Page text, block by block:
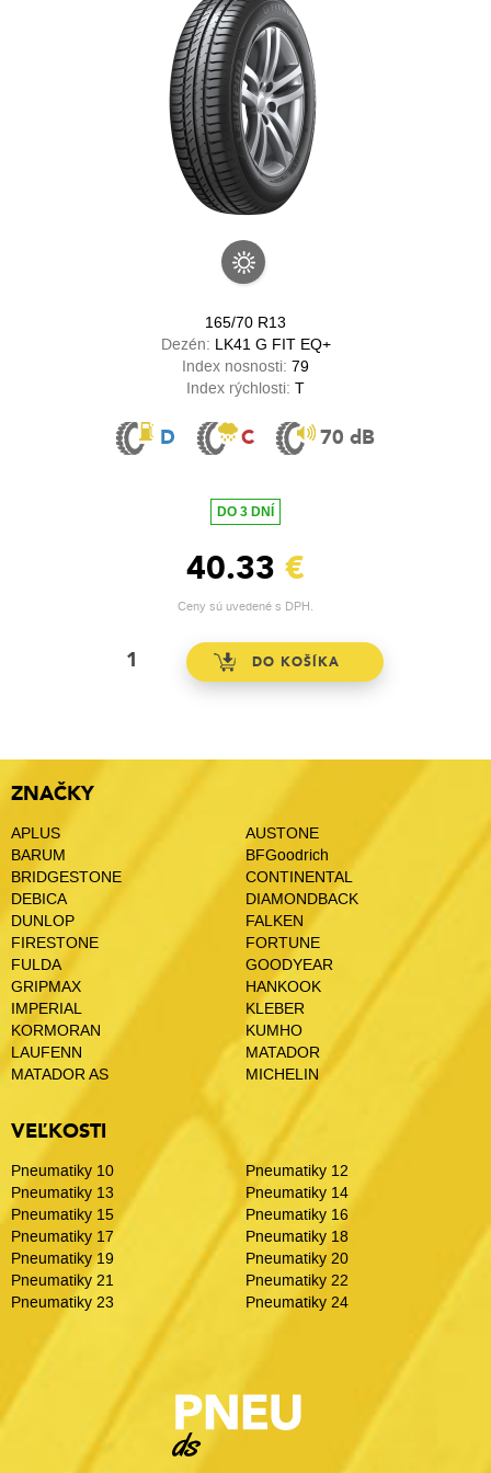
165/70 R13
Dezén: LK41 G FIT EQ+
Index nosnosti: 79
Index rýchlosti: T
D C 70 dB
DO 3 DNÍ
40.33 €
Ceny sú uvedené s DPH.
ZNAČKY
APLUS
AUSTONE
BARUM
BFGoodrich
BRIDGESTONE
CONTINENTAL
DEBICA
DIAMONDBACK
DUNLOP
FALKEN
FIRESTONE
FORTUNE
FULDA
GOODYEAR
GRIPMAX
HANKOOK
IMPERIAL
KLEBER
KORMORAN
KUMHO
LAUFENN
MATADOR
MATADOR AS
MICHELIN
VEĽKOSTI
Pneumatiky 10
Pneumatiky 12
Pneumatiky 13
Pneumatiky 14
Pneumatiky 15
Pneumatiky 16
Pneumatiky 17
Pneumatiky 18
Pneumatiky 19
Pneumatiky 20
Pneumatiky 21
Pneumatiky 22
Pneumatiky 23
Pneumatiky 24